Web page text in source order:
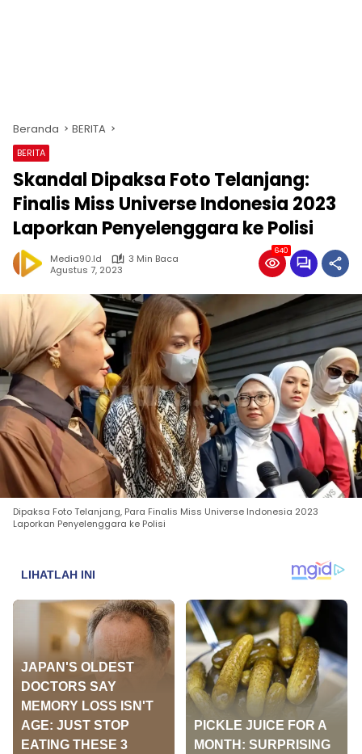
Beranda BERITA
BERITA
Skandal Dipaksa Foto Telanjang:
Finalis Miss Universe Indonesia 2023
Laporkan Penyelenggara ke Polisi
Media90.id
3 Min Baca
Agustus 7, 2023
640
Dipaksa Foto Telanjang, Para Finalis Miss Universe Indonesia 2023
Laporkan Penyelenggara ke Polisi